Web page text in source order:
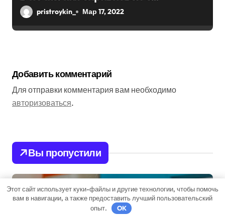
болезнью
pristroykin_ Мар 17, 2022
Добавить комментарий
Для отправки комментария вам необходимо
авторизоваться.
Вы пропустили
Бизнес советник
Этот сайт использует куки-файлы и другие технологии, чтобы помочь
вам в навигации, а также предоставить лучший пользовательский
опыт.
OK